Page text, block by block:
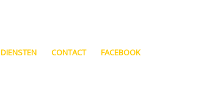
DIENSTEN CONTACT FACEBOOK